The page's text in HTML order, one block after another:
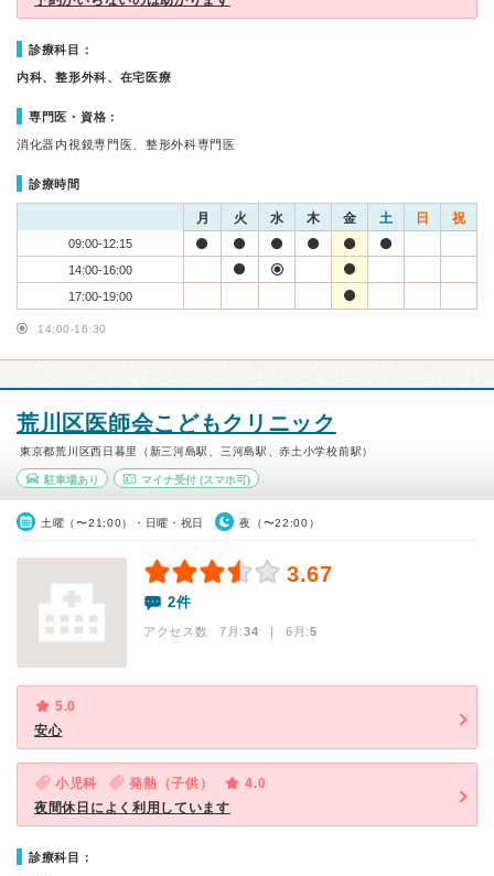
診療科目：
内科、整形外科、在宅医療
専門医・資格：
消化器内視鏡専門医、整形外科専門医
診療時間
月 火 水 木 金 土 日 祝
09:00-12:15
14:00-16:00
17:00-19:00
14:00-16:30
荒川区医師会こどもクリニック
東京都荒川区西日暮里（新三河島駅、三河島駅、赤土小学校前駅）
駐車場あり マイナ受付(スマホ可)
土曜（〜21:00）・日曜・祝日 夜（〜22:00）
3.67
2件
アクセス数 7月:34 | 6月:5
5.0
安心
小児科 発熱（子供）
4.0
夜間休日によく利用しています
診療科目：